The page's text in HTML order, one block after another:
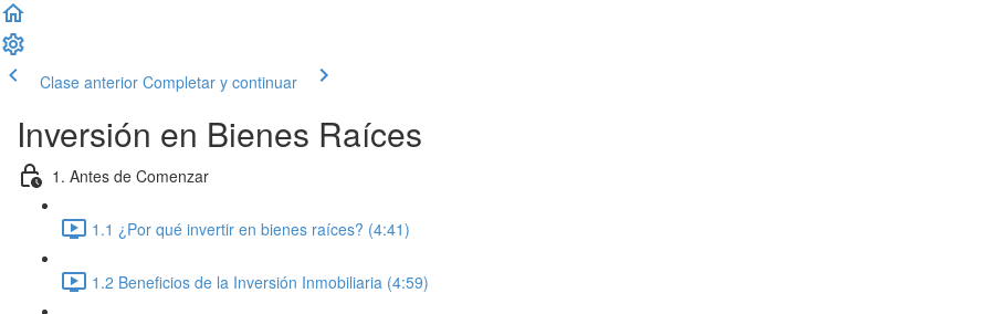
Clase anterior Completar y continuar
Inversión en Bienes Raíces
1. Antes de Comenzar
1.1 ¿Por qué invertir en bienes raíces? (4:41)
1.2 Beneficios de la Inversión Inmobiliaria (4:59)